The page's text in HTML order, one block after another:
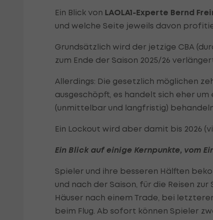
Ein Blick von LAOLA1-Experte Bernd
und welche Seite jeweils davon
Grundsätzlich wird der jetzige CBA
zum Ende der Saison 2025/26
Allerdings: Die gesetzlich möglichen
ausgeschöpft, es handelt sich eher
(unmittelbar und langfristig)
Ein Lockout wird aber damit bis 2026
Ein Blick auf einige Kernpunkte, vom
Spieler und ihre besseren Hälften
und nach der Saison, für die Reisen
Häuser nach einem Trade, bei
beim Flug. Ab sofort können Spieler